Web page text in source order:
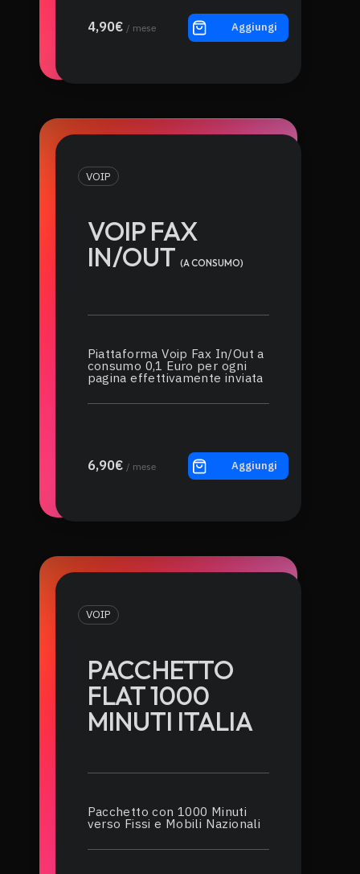
4,90€ / mese Aggiungi
VOIP
VOIP FAX
IN/OUT (A CONSUMO)
Piattaforma Voip Fax In/Out a
consumo 0,1 Euro per ogni
pagina effettivamente inviata
6,90€ / mese Aggiungi
VOIP
PACCHETTO
FLAT 1000
MINUTI ITALIA
Pacchetto con 1000 Minuti
verso Fissi e Mobili Nazionali